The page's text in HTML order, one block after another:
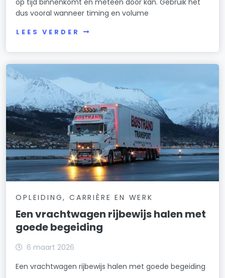
dus vooral wanneer timing en volume
LEES VERDER
OPLEIDING, CARRIÈRE EN WERK
Een vrachtwagen rijbewijs halen met
goede begeiding
6 maart 2026
Een vrachtwagen rijbewijs halen met goede begeiding